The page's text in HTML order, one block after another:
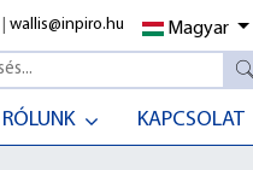
|wallis@inpiro.hu Magyar
RÓLUNK KAPCSOLAT